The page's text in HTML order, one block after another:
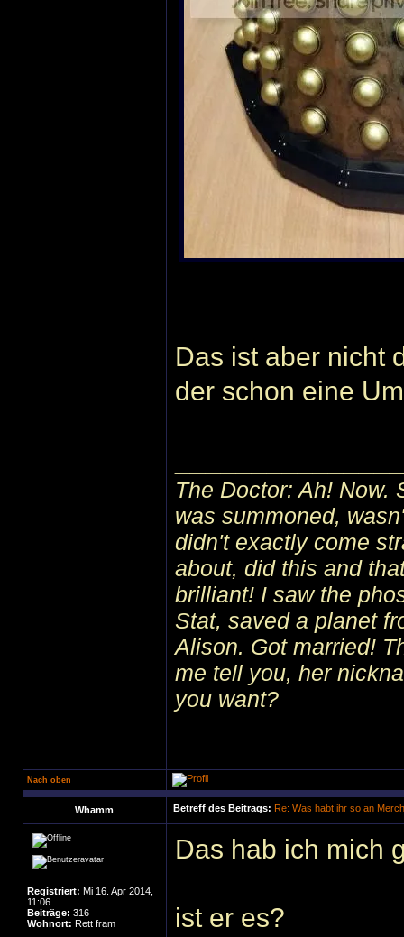
Das ist aber nicht
der schon eine
The Doctor: Ah! Now.
was summoned,
didn't exactly come
about, did this and
brilliant! I saw the
Stat, saved a planet
Alison. Got married!
me tell you, her
you want?
Nach oben
Whamm Betreff des Beitrags: Re: Was habt ihr so an
Registriert: Mi 16. Apr 2014,
11:06
Beiträge: 316
Wohnort: Rett fram
Das hab ich mich
ist er es?